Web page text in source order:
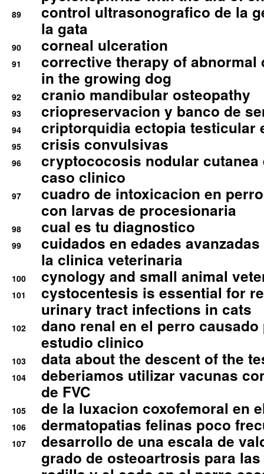
89
control ultrasonografico de la
la gata
90 corneal ulceration
91
corrective therapy of abnormal
in the growing dog
92 cranio mandibular osteopathy
93 criopreservacion y banco de
94 criptorquidia ectopia testicular
95 crisis convulsivas
96
cryptococosis nodular cutanea
caso clinico
97
cuadro de intoxicacion en
con larvas de procesionaria
98 cual es tu diagnostico
99
cuidados en edades
la clinica veterinaria
100 cynology and small animal
101
cystocentesis is essential for
urinary tract infections in cats
102
dano renal en el perro
estudio clinico
103 data about the descent of the
104
deberiamos utilizar vacunas
de FVC
105 de la luxacion coxofemoral en
106 dermatopatias felinas poco
107
desarrollo de una escala de
grado de osteoartrosis para